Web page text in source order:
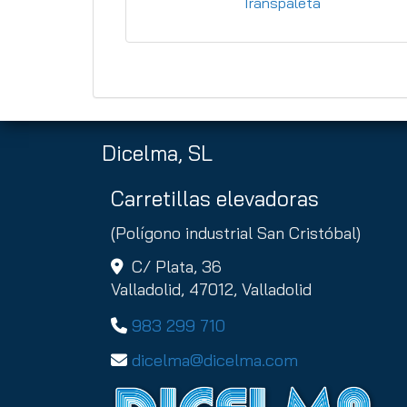
Dicelma, SL
Carretillas elevadoras
(Polígono industrial San Cristóbal)
C/ Plata, 36
Valladolid, 47012, Valladolid
983 299 710
dicelma
dicelma.com